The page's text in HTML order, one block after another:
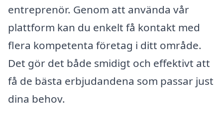
entreprenör. Genom att använda vår
plattform kan du enkelt få kontakt med
flera kompetenta företag i ditt område.
Det gör det både smidigt och effektivt att
få de bästa erbjudandena som passar just
dina behov.